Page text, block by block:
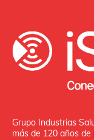
Grupo Industrias
más de 120 años